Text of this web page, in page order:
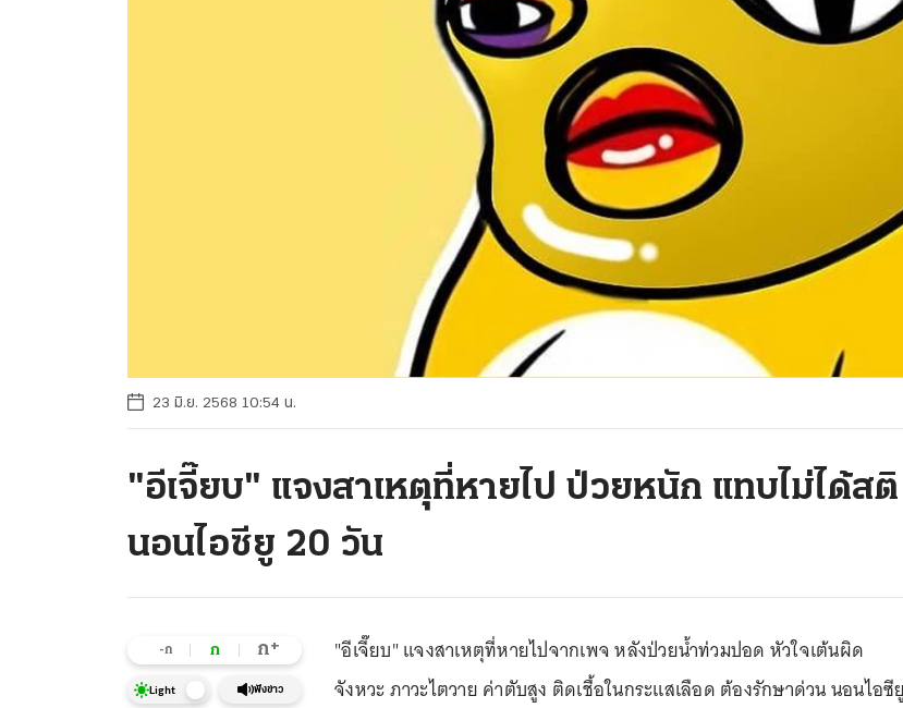
23 มิ.ย. 2568 10:54 น.
"อีเจี๊ยบ" แจงสาเหตุที่หายไป ป่วยหนัก แทบไม่ได้สติ
นอนไอซียู 20 วัน
-ก ก ก+
Light ฟังข่าว
"อีเจี๊ยบ" แจงสาเหตุที่หายไปจากเพจ หลังป่วยน้ำท่วมปอด หัวใจเต้นผิด
จังหวะ ภาวะไตวาย ค่าตับสูง ติดเชื้อในกระแสเลือด ต้องรักษาด่วน นอนไอซียู